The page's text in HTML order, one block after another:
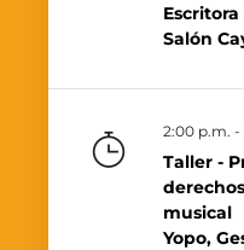
Salón
2:00 p.m. -
Taller -
musical
Yopo,